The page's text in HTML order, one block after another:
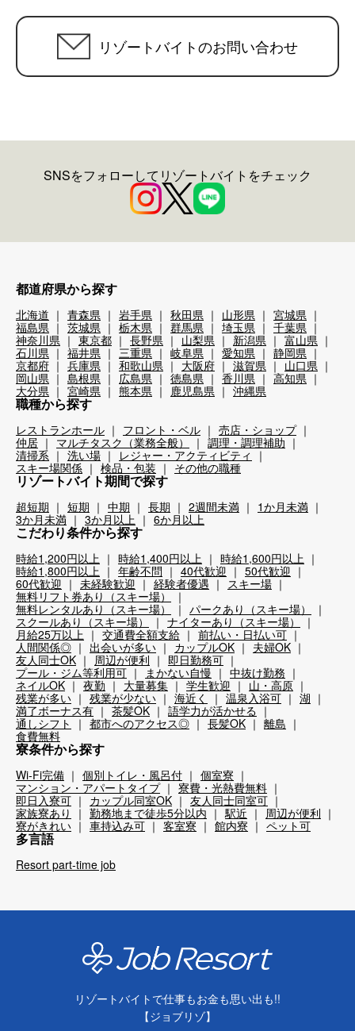
リゾートバイトのお問い合わせ
SNSをフォローしてリゾートバイトをチェック
都道府県から探す
北海道 青森県 岩手県 秋田県 山形県
宮城県
福島県
茨城県 栃木県 群馬県 埼玉県
千葉県
神奈川県
東京都 長野県 山梨県 新潟県
富山県
石川県
福井県 三重県 岐阜県 愛知県
静岡県
京都府
兵庫県 和歌山県 大阪府 滋賀県
山口県
岡山県
島根県 広島県 徳島県 香川県
高知県
大分県
宮崎県 熊本県 鹿児島県 沖縄県
職種から探す
レストランホール フロント・ベル
売店・ショップ
仲居
マルチタスク（業務全般）
調理・調理補助
清掃系
洗い場
レジャー・アクティビティ
スキー場関係
検品・包装 その他の職種
リゾートバイト期間で探す
超短期 短期 中期 長期 2週間未満
1か月未満
3か月未満
3か月以上 6か月以上
こだわり条件から探す
時給1,200円以上 時給1,400円以上
時給1,600円以上
時給1,800円以上
年齢不問 40代歓迎
50代歓迎
60代歓迎
未経験歓迎 経験者優遇
スキー場
無料リフト券あり（スキー場）
無料レンタルあり（スキー場）
パークあり（スキー場）
スクールあり（スキー場）
ナイターあり（スキー場）
月給25万以上
交通費全額支給
前払い・日払い可
人間関係◎
出会いが多い カップルOK
夫婦OK
友人同士OK
周辺が便利
即日勤務可
プール・ジム等利用可
まかない自慢
中抜け勤務
ネイルOK
夜勤 大量募集 学生歓迎
山・高原
残業が多い
残業が少ない 海近く 温泉入浴可
湖
満了ボーナス有
茶髪OK
語学力が活かせる
通しシフト
都市へのアクセス◎ 長髪OK
離島
食費無料
寮条件から探す
Wi-Fi完備 個別トイレ・風呂付
個室寮
マンション・アパートタイプ
寮費・光熱費無料
即日入寮可
カップル同室OK
友人同士同室可
家族寮あり
勤務地まで徒歩5分以内 駅近
周辺が便利
寮がきれい
車持込み可 客室寮 館内寮 ペット可
多言語
Resort part-time job
リゾートバイトで仕事もお金も思い出も!!
【ジョブリゾ】